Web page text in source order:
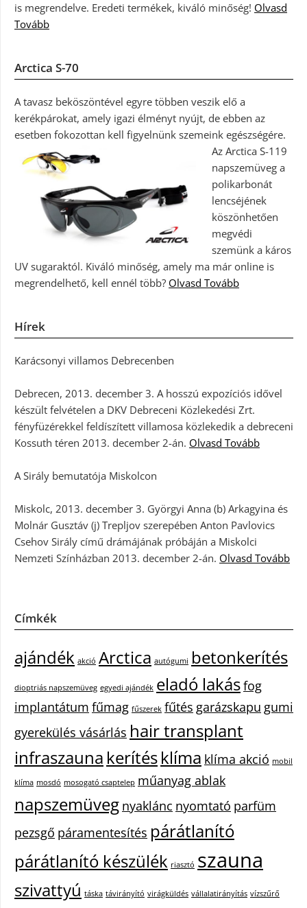
is megrendelve. Eredeti termékek, kiváló minőség! Olvasd
Tovább
Arctica S-70
A tavasz beköszöntével egyre többen veszik elő a
kerékpárokat, amely igazi élményt nyújt, de ebben az
esetben fokozottan kell figyelnünk szemeink egészségére.
Az Arctica S-119
napszemüveg a
polikarbonát
lencséjének
köszönhetően
megvédi
szemünk a káros
UV sugaraktól. Kiváló minőség, amely ma már online is
megrendelhető, kell ennél több? Olvasd Tovább
Hírek
Karácsonyi villamos Debrecenben
Debrecen, 2013. december 3. A hosszú expozíciós idővel
készült felvételen a DKV Debreceni Közlekedési Zrt.
fényfüzérekkel feldíszített villamosa közlekedik a debreceni
Kossuth téren 2013. december 2-án. Olvasd Tovább
A Sirály bemutatója Miskolcon
Miskolc, 2013. december 3. Györgyi Anna (b) Arkagyina és
Molnár Gusztáv (j) Trepljov szerepében Anton Pavlovics
Csehov Sirály című drámájának próbáján a Miskolci
Nemzeti Színházban 2013. december 2-án. Olvasd Tovább
Címkék
ajándék akció Arctica autógumi betonkerítés
dioptriás napszemüveg egyedi ajándék eladó lakásfog
implantátum fűmag fűszerek fűtés garázskapu gumi
gyerekülés vásárlás hair transplant
infraszauna kerítésklíma klíma akció mobil
klíma mosdó mosogató csaptelep műanyag ablak
napszemüveg nyaklánc nyomtató parfüm
pezsgő páramentesítés párátlanító
párátlanító készülék riasztó szauna
szivattyú táska távirányító virágküldés vállalatirányítás vízszűrő